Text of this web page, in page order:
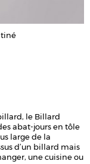
le Billard
abat-jours en tôle
large de la
d’un billard mais
une cuisine ou